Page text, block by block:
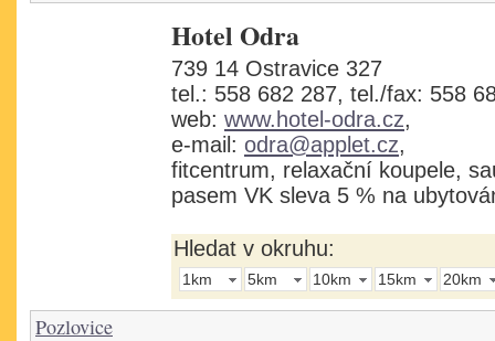
Hotel Odra
739 14 Ostravice 327
tel.: 558 682 287, tel./fax: 558
web: www.hotel-odra.cz,
e-mail: odra@applet.cz,
fitcentrum, relaxační koupele,
pasem VK sleva 5 % na
Hledat v okruhu:
1km 5km 10km 15km 20km
Pozlovice